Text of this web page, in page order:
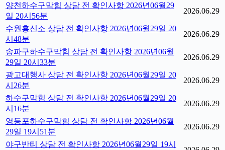
양천하수구막힘 상담 전 확인사항 2026년06월29
일 20시56분
2026.06.29
수원흥신소 상담 전 확인사항 2026년06월29일 20
시48분
2026.06.29
송파구하수구막힘 상담 전 확인사항 2026년06월
29일 20시33분
2026.06.29
광고대행사 상담 전 확인사항 2026년06월29일 20
시26분
2026.06.29
하수구막힘 상담 전 확인사항 2026년06월29일 20
시16분
2026.06.29
영등포하수구막힘 상담 전 확인사항 2026년06월
29일 19시51분
2026.06.29
야구반티 상담 전 확인사항 2026년06월29일 19시